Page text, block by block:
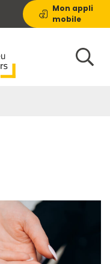
Mon appli
mobile